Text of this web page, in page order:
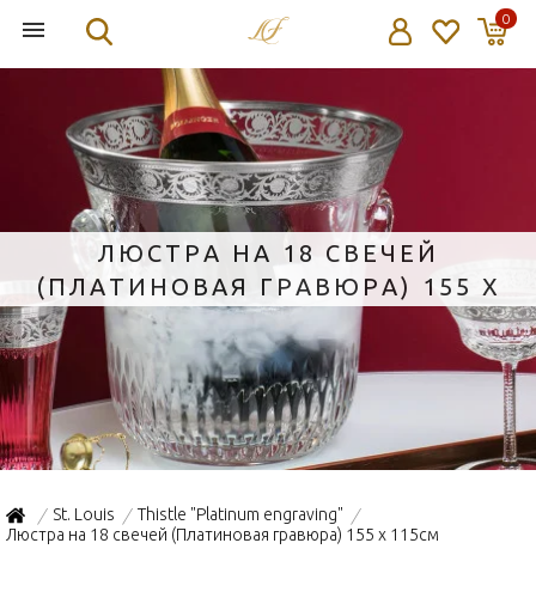
0
ЛЮСТРА НА 18 СВЕЧЕЙ
(ПЛАТИНОВАЯ ГРАВЮРА) 155 X
115СМ
/ St. Louis / Thistle "Platinum engraving" /
Люстра на 18 свечей (Платиновая гравюра) 155 x 115см